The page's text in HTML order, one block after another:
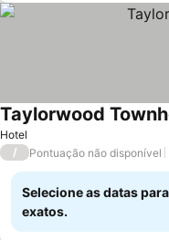
Hotel
Taylorwood
/ Pontuação não disponível
Selecione as datas
exatos.